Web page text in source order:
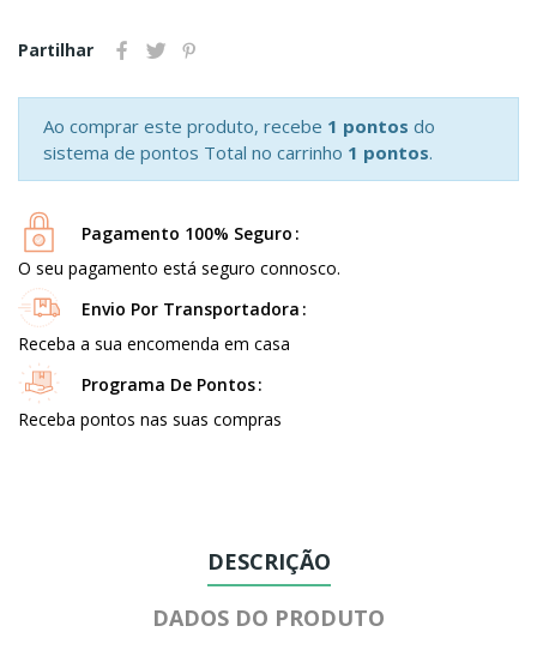
Partilhar
Ao comprar este produto, recebe 1 pontos do
sistema de pontos Total no carrinho 1 pontos.
Pagamento 100% Seguro
O seu pagamento está seguro connosco.
Envio Por Transportadora
Receba a sua encomenda em casa
Programa De Pontos
Receba pontos nas suas compras
DESCRIÇÃO
DADOS DO PRODUTO